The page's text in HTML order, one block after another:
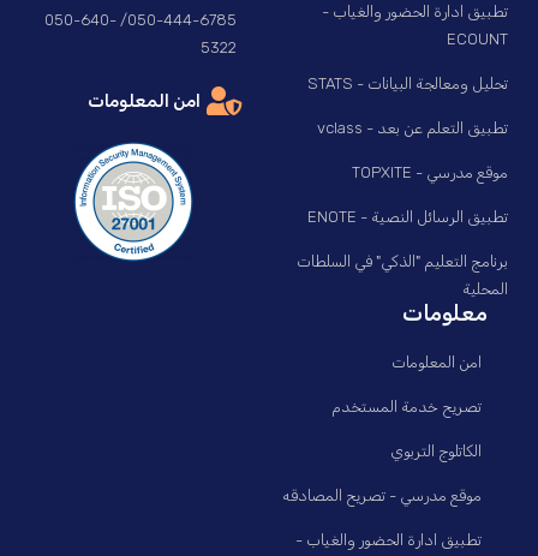
تطبيق ادارة الحضور والغياب -
ECOUNT
تحليل ومعالجة البيانات - STATS
تطبيق التعلم عن بعد - vclass
موقع مدرسي - TOPXITE
تطبيق الرسائل النصية - ENOTE
برنامج التعليم "الذكي" في السلطات
المحلية
050-444-6785/ 050-640-
5322
امن المعلومات
معلومات
امن المعلومات
تصريح خدمة المستخدم
الكاتلوج التربوي
موقع مدرسي - تصريح المصادقه
تطبيق ادارة الحضور والغياب -